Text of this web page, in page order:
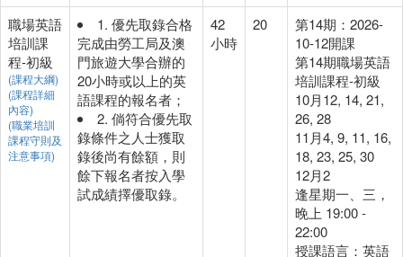
職場英語
培訓課
程-初級
(課程大綱)
(課程詳細
內容)
(職業培訓
課程守則及
注意事項)
1. 優先取錄合格
完成由勞工局及澳
門旅遊大學合辦的
20小時或以上的英
語課程的報名者；
2. 倘符合優先取
錄條件之人士獲取
錄後尚有餘額，則
餘下報名者按入學
試成績擇優取錄。
42
小時
20
第14期：2026-
10-12開課
第14期職場英語
培訓課程-初級
10月12, 14, 21,
26, 28
11月4, 9, 11, 16,
18, 23, 25, 30
12月2
逢星期一、三，
晚上 19:00 -
22:00
授課語言：英語